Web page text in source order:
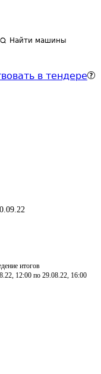
Найти машины
в тендере
итогов
12:00 по 29.08.22, 16:00